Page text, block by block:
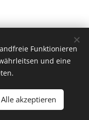
Feldkirch/Gisingen
Cookies
Funktionieren
und eine
Alle akzeptieren